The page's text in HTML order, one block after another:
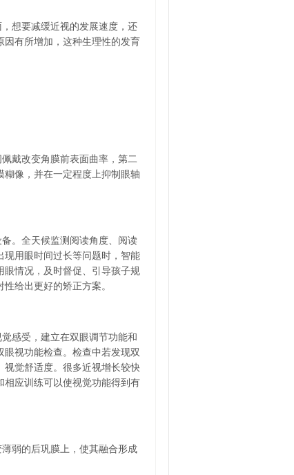
想要减缓近视的发展速度，还
因有所增加，这种生理性的发育
戴改变角膜前表面曲率，第二
像，并在一定程度上抑制眼轴
。全天候监测阅读角度、阅读
现用眼时间过长等问题时，智能
眼情况，及时督促、引导孩子规
给出更好的矫正方案。
感受，建立在双眼调节功能和
视功能检查。检查中若发现双
视觉舒适度。很多近视增长较快
相应训练可以使视觉功能得到有
弱的后巩膜上，使其融合形成